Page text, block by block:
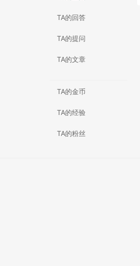
TA的回答
TA的提问
TA的文章
TA的金币
TA的经验
TA的粉丝